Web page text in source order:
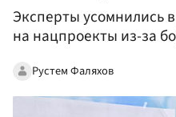
Эксперты усомнились
на нацпроекты из-за
Рустем Фаляхов